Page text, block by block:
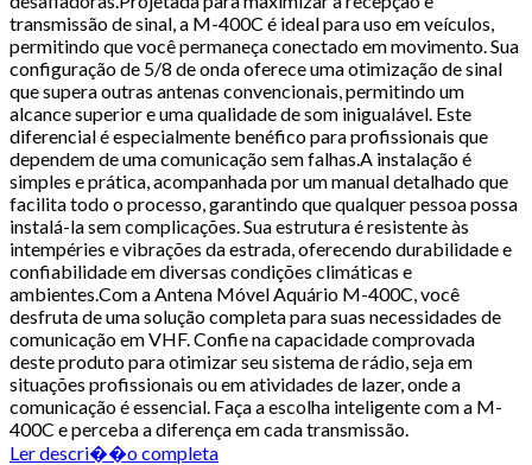
transmissão de sinal, a M-400C é ideal para uso em veículos,
permitindo que você permaneça conectado em movimento. Sua
configuração de 5/8 de onda oferece uma otimização de sinal
que supera outras antenas convencionais, permitindo um
alcance superior e uma qualidade de som inigualável. Este
diferencial é especialmente benéfico para profissionais que
dependem de uma comunicação sem falhas.A instalação é
simples e prática, acompanhada por um manual detalhado que
facilita todo o processo, garantindo que qualquer pessoa possa
instalá-la sem complicações. Sua estrutura é resistente às
intempéries e vibrações da estrada, oferecendo durabilidade e
confiabilidade em diversas condições climáticas e
ambientes.Com a Antena Móvel Aquário M-400C, você
desfruta de uma solução completa para suas necessidades de
comunicação em VHF. Confie na capacidade comprovada
deste produto para otimizar seu sistema de rádio, seja em
situações profissionais ou em atividades de lazer, onde a
comunicação é essencial. Faça a escolha inteligente com a M-
400C e perceba a diferença em cada transmissão.
Ler descri��o completa